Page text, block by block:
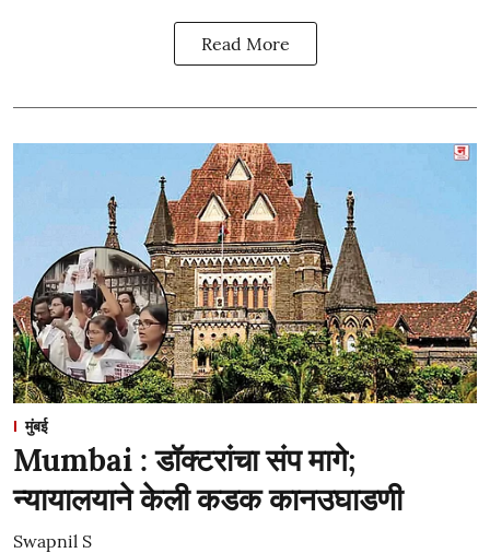
Read More
मुंबई
Mumbai : डॉक्टरांचा संप मागे;
न्यायालयाने केली कडक कानउघाडणी
Swapnil S